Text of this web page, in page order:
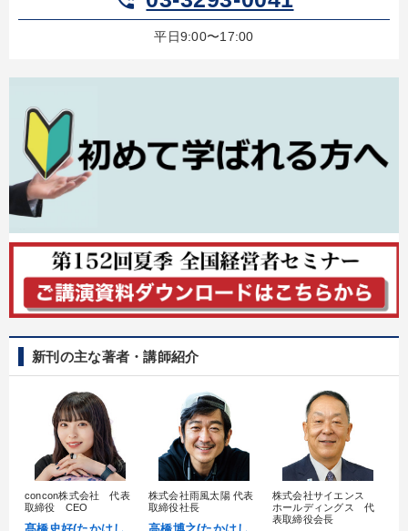
労務問題・人事対策 教育
local_offer タグから探す refresh 更新する
すべての音声・動画（全2076タイトル）からお探しいただけます
デジタルマーケティング プレゼン
多様性・ダイバーシティ 金利 歴史に学ぶ
モチベーション 未来先見
不動産投資 株式投資 企業文化
MBA 企業成長 リベラルアーツ プロ経営者
入門篇 ベンチャー リーダーシップ 理念・パーパス
健康・ウェルビーイング 上場企業
平日9:00〜17:00
新刊の主な著者・講師紹介
concon株式会社 代表
取締役 CEO
株式会社雨風太陽 代表
取締役社長
株式会社サイエンス
ホールディングス 代
表取締役会長